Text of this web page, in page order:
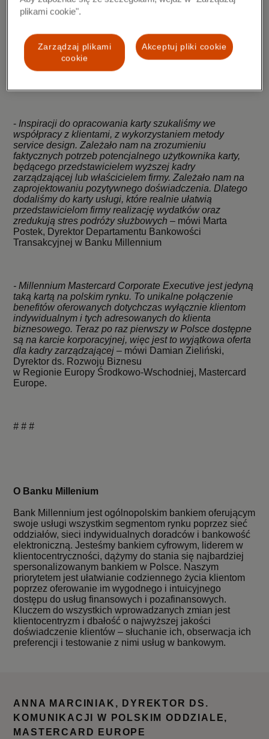
Mastercard Priceless Cities, czyli program dający
możliwość korzystania z wyjątkowych ofert i zniżek w
wielu miastach na całym świecie z takich kategorii, jak:
restauracje, zakupy, sport, rozrywka czy
- Inspiracji do opracowania karty szukaliśmy we
współpracy z klientami, z wykorzystaniem metody
service design. Zależało nam na zrozumieniu
faktycznych potrzeb potencjalnego użytkownika karty,
będącego przedstawicielem wyższej kadry
zarządzającej lub właścicielem firmy. Zależało nam na
zaprojektowaniu pozytywnego doświadczenia. Dlatego
dodaliśmy do karty usługi, które realnie ułatwią
przedstawicielom firmy realizację wydatków oraz
zredukują stres podróży służbowych– mówi Marta
Postek, Dyrektor Departamentu Bankowości
Transakcyjnej w Banku Millennium
- Millennium Mastercard Corporate Executive jest jedyną
taką kartą na polskim rynku. To unikalne połączenie
benefitów oferowanych dotychczas wyłącznie klientom
indywidualnym i tych adresowanych do klienta
biznesowego. Teraz po raz pierwszy w Polsce dostępne
są na karcie korporacyjnej, więc jest to wyjątkowa oferta
dla kadry zarządzającej– mówi Damian Zieliński,
Dyrektor ds. Rozwoju Biznesu
w Regionie Europy Środkowo-Wschodniej, Mastercard
Europe.
# # #
O Banku Millenium
Bank Millennium jest ogólnopolskim bankiem oferującym
swoje usługi wszystkim segmentom rynku poprzez sieć
oddziałów, sieci indywidualnych doradców i bankowość
elektroniczną. Jesteśmy bankiem cyfrowym, liderem w
klientocentryczności, dążymy do stania się najbardziej
spersonalizowanym bankiem w Polsce. Naszym
priorytetem jest ułatwianie codziennego życia klientom
poprzez oferowanie im wygodnego i intuicyjnego
dostępu do usług finansowych i pozafinansowych.
Kluczem do wszystkich wprowadzanych zmian jest
klientocentryzm i dbałość o najwyższej jakości
doświadczenie klientów – słuchanie ich, obserwacja ich
preferencji i testowanie z nimi usług w bankowym.
ANNA MARCINIAK, DYREKTOR DS.
KOMUNIKACJI W POLSKIM ODDZIALE,
MASTERCARD EUROPE
plikami cookie".
Akceptuj pliki cookie
Zarządzaj plikami
cookie